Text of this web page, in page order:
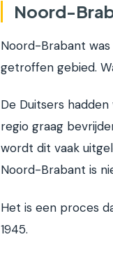
Noord-
Noord-Brabant
getroffen gebied.
De Duitsers
regio graag
wordt dit vaak
Noord-Brabant is
Het is een proces
1945.